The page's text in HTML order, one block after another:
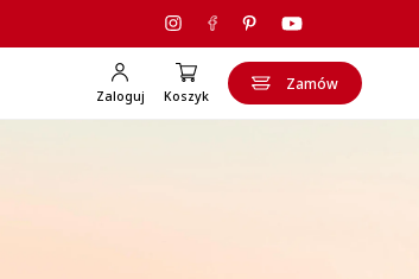
Zaloguj Koszyk
Zamów